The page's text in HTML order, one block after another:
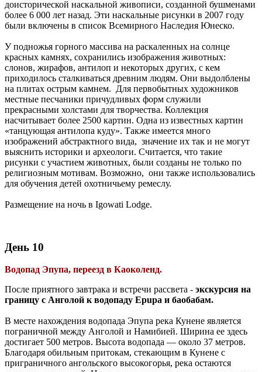
доисторической наскальной живописи, созданной бушменами
более 6 000 лет назад. Эти наскальные рисунки в 2007 году
были включены в список Всемирного Наследия Юнеско.
У подножья горного массива на раскаленных на солнце
красных камнях, сохранились изображения животных:
слонов, жирафов, антилоп и некоторых других, с кем
приходилось сталкиваться древним людям. Они выдолблены
на плитах острым камнем. Для первобытных художников
местные песчаники причудливых форм служили
прекрасными холстами для творчества. Коллекция
насчитывает более 2500 картин. Одна из известных картин
«танцующая антилопа куду». Также имеется много
изображений абстрактного вида, значение их так и не могут
выяснить историки и археологи. Считается, что такие
рисунки с участием животных, были созданы не только по
религиозным мотивам. Возможно, они также использовались
для обучения детей охотничьему ремеслу.
Размещение на ночь в Igowati Lodge.
День 10
Водопад Эпупа, переезд в Каоколенд.
После приятного завтрака и встречи рассвета - экскурсия на
границу с Анголой к водопаду Epupa и баобабам.
В месте нахождения водопада Эпупа река Кунене является
пограничной между Анголой и Намибией. Ширина ее здесь
достигает 500 метров. Высота водопада — около 37 метров.
Благодаря обильным притокам, стекающим в Кунене с
приграничного ангольского высокогорья, река остаются